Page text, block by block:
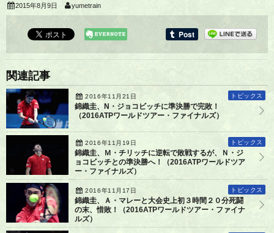
2015年8月9日 yumetrain
関連記事
2016年11月21日 トピックス
錦織圭、N・ジョコビッチに準決勝で完敗！
（2016ATPワールドツアー・ファイナルズ）
2016年11月19日 トピックス
錦織圭、Ｍ・チリッチに逆転で敗戦するが、Ｎ・ジ
ョコビッチとの準決勝へ！（2016ATPワールドツア
ー・ファイナルズ）
2016年11月17日 トピックス
錦織圭、Ａ・マレーと大会史上初３時間２０分死闘
の末、惜敗！（2016ATPワールドツアー・ファイナ
ルズ）